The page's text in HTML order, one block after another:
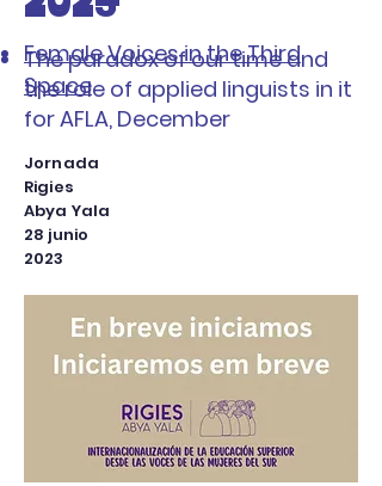
Female Voices in the Third
Space
The paradox of our time and
the role of applied linguists in it
for AFLA, December
Jornada
Rigies
Abya Yala
28 junio
2023